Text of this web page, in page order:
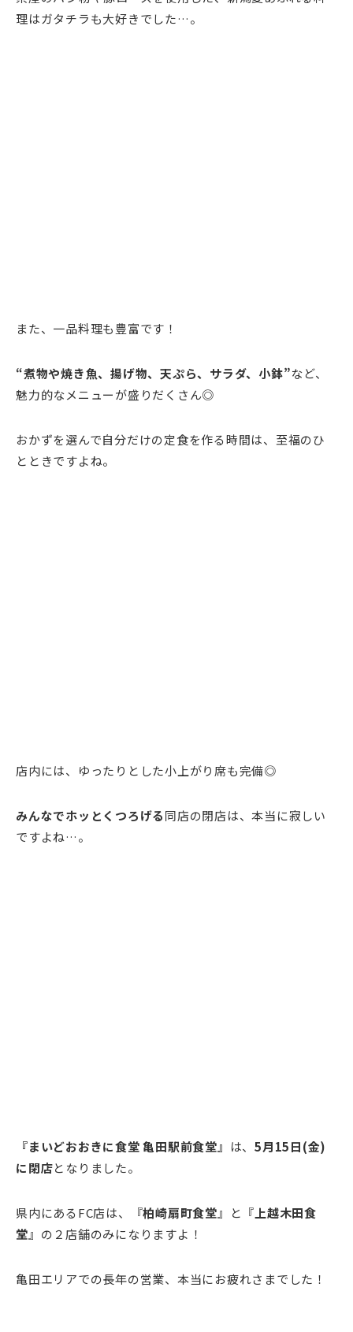
理はガタチラも大好きでした…。
また、一品料理も豊富です！
“煮物や焼き魚、揚げ物、天ぷら、サラダ、小鉢”など、
魅力的なメニューが盛りだくさん◎
おかずを選んで自分だけの定食を作る時間は、至福のひ
とときですよね。
店内には、ゆったりとした小上がり席も完備◎
みんなでホッとくつろげる同店の閉店は、本当に寂しい
ですよね…。
『まいどおおきに食堂 亀田駅前食堂』 は、 5月15日(金)
に閉店となりました。
県内にあるFC店は、『柏崎扇町食堂』と『 上越木田食
堂』の２店舗のみになりますよ！
亀田エリアでの長年の営業、本当にお疲れさまでした！